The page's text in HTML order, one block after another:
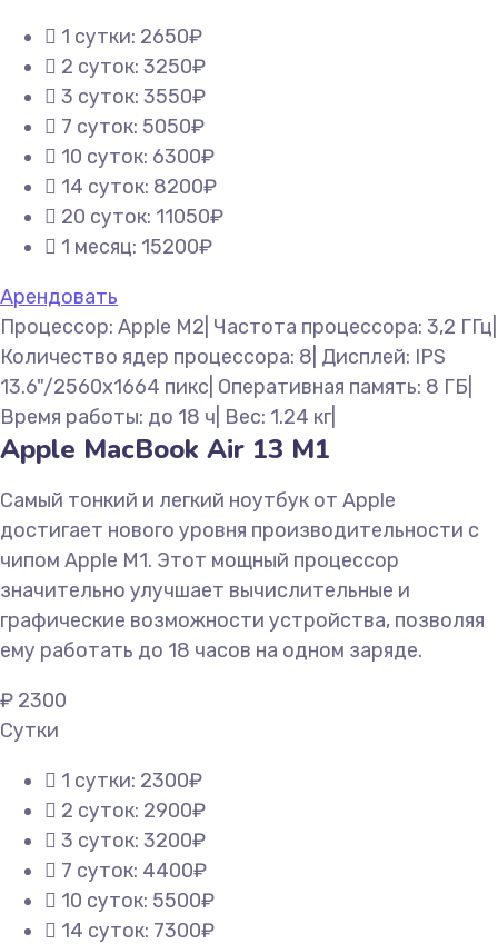
1 сутки: 2650₽
2 суток: 3250₽
3 суток: 3550₽
7 суток: 5050₽
10 суток: 6300₽
14 суток: 8200₽
20 суток: 11050₽
1 месяц: 15200₽
Арендовать
Процессор: Apple M2| Частота процессора: 3,2 ГГц|
Количество ядер процессора: 8| Дисплей: IPS
13.6"/2560x1664 пикс| Оперативная память: 8 ГБ|
Время работы: до 18 ч| Вес: 1.24 кг|
Apple MacBook Air 13 M1
Самый тонкий и легкий ноутбук от Apple
достигает нового уровня производительности с
чипом Apple M1. Этот мощный процессор
значительно улучшает вычислительные и
графические возможности устройства, позволяя
ему работать до 18 часов на одном заряде.
₽ 2300
Сутки
1 сутки: 2300₽
2 суток: 2900₽
3 суток: 3200₽
7 суток: 4400₽
10 суток: 5500₽
14 суток: 7300₽